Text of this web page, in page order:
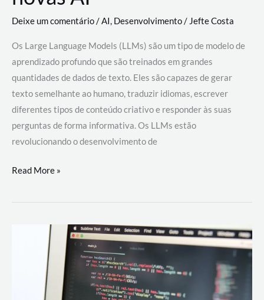
Deixe um comentário/AI, Desenvolvimento/ Jefte Costa
Os Large Language Models (LLMs) são um tipo de modelo de
aprendizado profundo que são treinados em grandes
quantidades de dados de texto. Eles são capazes de gerar
texto semelhante ao humano, traduzir idiomas, escrever
diferentes tipos de conteúdo criativo e responder às suas
perguntas de forma informativa. Os LLMs estão
revolucionando o desenvolvimento de
Large
Models
revolucionando
Read More »